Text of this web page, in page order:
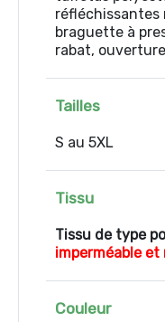
réfléchissantes
braguette à
rabat,
Tailles
S au 5XL
Tissu
Tissu de type
imperméable
Couleur